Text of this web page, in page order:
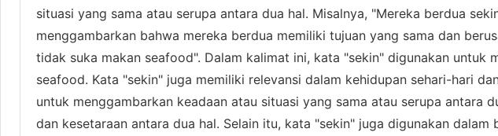
situasi yang sama atau serupa antara dua hal. Misalnya, "Mereka berdua
menggambarkan bahwa mereka berdua memiliki tujuan yang sama dan
tidak suka makan seafood". Dalam kalimat ini, kata "sekin" digunakan
seafood. Kata "sekin" juga memiliki relevansi dalam kehidupan sehari-hari
untuk menggambarkan keadaan atau situasi yang sama atau serupa antara
dan kesetaraan antara dua hal. Selain itu, kata "sekin" juga digunakan